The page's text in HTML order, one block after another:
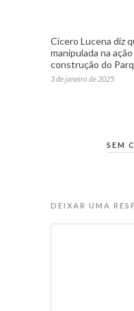
Cícero Lucena diz
manipulada na
construção do
3 de janeiro de 2025
SEM
DEIXAR UMA